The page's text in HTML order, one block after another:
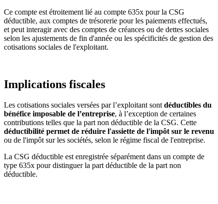
Ce compte est étroitement lié au compte 635x pour la CSG
déductible, aux comptes de trésorerie pour les paiements effectués,
et peut interagir avec des comptes de créances ou de dettes sociales
selon les ajustements de fin d'année ou les spécificités de gestion des
cotisations sociales de l'exploitant.
Implications fiscales
Les cotisations sociales versées par l’exploitant sont déductibles du
bénéfice imposable de l’entreprise, à l’exception de certaines
contributions telles que la part non déductible de la CSG. Cette
déductibilité permet de réduire l'assiette de l'impôt sur le revenu
ou de l'impôt sur les sociétés, selon le régime fiscal de l'entreprise.
La CSG déductible est enregistrée séparément dans un compte de
type 635x pour distinguer la part déductible de la part non
déductible.